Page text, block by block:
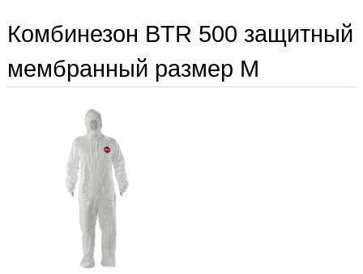
Комбинезон BTR 500 защитный
мембранный размер М